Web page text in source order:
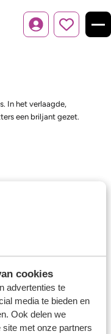
cookies
advertenties te
media te bieden en
Ook delen we
met onze partners
Inloggen
In het verlaagde,
een briljant gezet.